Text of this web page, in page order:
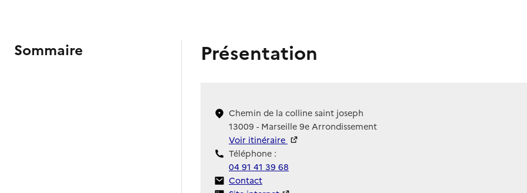
Sommaire Présentation
Chemin de la colline saint joseph
13009 - Marseille 9e Arrondissement
Voir itinéraire
Téléphone :
04 91 41 39 68
Contact
Contact